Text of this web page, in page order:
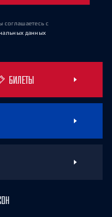
соглашаетесь с
данных
БИЛЕТЫ